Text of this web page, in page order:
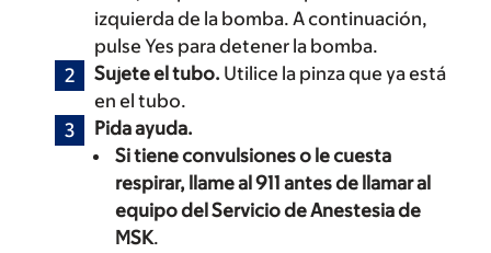
izquierda de la bomba. A continuación,
pulse Yes para detener la bomba.
Sujete el tubo. Utilice la pinza que ya está
en el tubo.
Pida ayuda.
Si tiene convulsiones o le cuesta
respirar, llame al 911 antes de llamar al
equipo del Servicio de Anestesia de
MSK.